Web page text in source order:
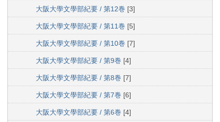
大阪大學文學部紀要 / 第12巻 [3]
大阪大學文學部紀要 / 第11巻 [5]
大阪大學文學部紀要 / 第10巻 [7]
大阪大學文學部紀要 / 第9巻 [4]
大阪大學文學部紀要 / 第8巻 [7]
大阪大學文學部紀要 / 第7巻 [6]
大阪大學文學部紀要 / 第6巻 [4]